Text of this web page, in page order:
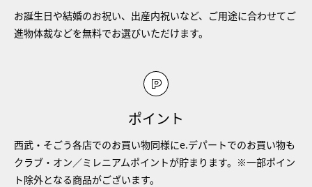
お誕生日や結婚のお祝い、出産内祝いなど、ご用途に合わせてご
進物体裁などを無料でお選びいただけます。
ポイント
西武・そごう各店でのお買い物同様にe.デパートでのお買い物も
クラブ・オン／ミレニアムポイントが貯まります。※一部ポイン
ト除外となる商品がございます。